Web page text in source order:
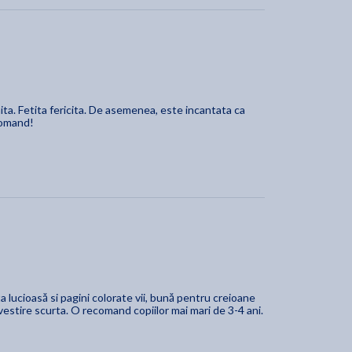
Fetita fericita. De asemenea, este incantata ca
si pagini colorate vii, bună pentru creioane
scurta. O recomand copiilor mai mari de 3-4 ani.